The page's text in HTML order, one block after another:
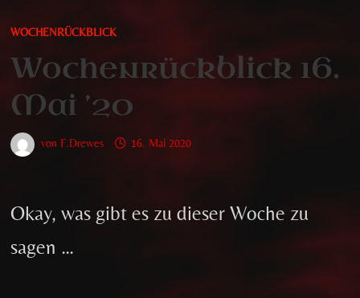
WOCHENRÜCKBLICK
Wochenrückblick 16.
Mai ’20
von F.Drewes 16. Mai 2020
Okay, was gibt es zu dieser Woche zu
sagen …